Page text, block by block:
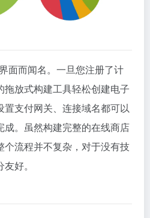
面而闻名。一旦您注册了计
放式构建工具轻松创建电子
支付网关、连接域名都可以
成。虽然构建完整的在线商店
个流程并不复杂，对于没有技
好。